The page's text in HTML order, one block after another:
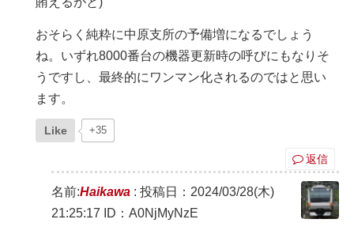
おそらく純粋に中原支所の予備増になるでしょう
ね。いずれ8000番台の機器更新時の呼びにもなりそ
うですし、最終的にワンマン化されるのではと思い
ます。
Like +35
返信
名前:Haikawa : 投稿日：2024/03/28(木)
21:25:17
ID：A0NjMyNzE